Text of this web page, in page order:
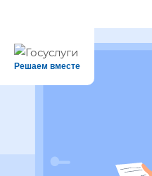
Решаем вместе